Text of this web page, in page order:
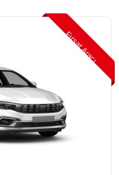
Fırsat Aracı